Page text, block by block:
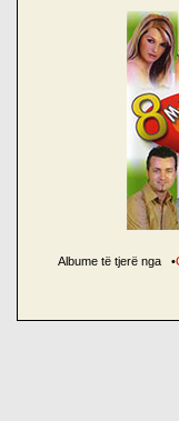
Albume të tjerë nga •